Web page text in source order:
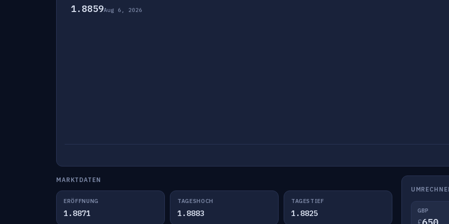
1.8859Aug 6, 2026
MARKTDATEN
ERÖFFNUNG
1.8871
TAGESHOCH
1.8883
TAGESTIEF
1.8825 GBP
£